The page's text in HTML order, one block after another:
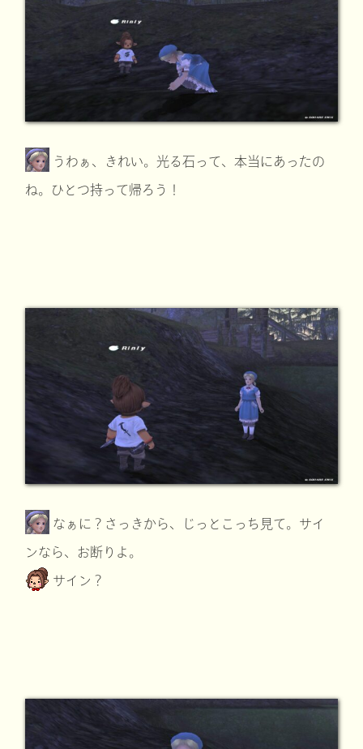
うわぁ、きれい。光る石って、本当にあったの
ね。ひとつ持って帰ろう！
なぁに？さっきから、じっとこっち見て。サイ
ンなら、お断りよ。
サイン？